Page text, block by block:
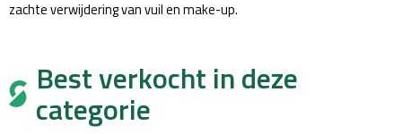
zachte verwijdering van vuil en make-up.
Best verkocht in deze
categorie